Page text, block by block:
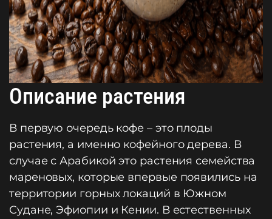
Описание растения
В первую очередь кофе – это плоды
растения, а именно кофейного дерева. В
случае с Арабикой это растения семейства
мареновых, которые впервые появились на
территории горных локаций в Южном
Судане, Эфиопии и Кении. В естественных